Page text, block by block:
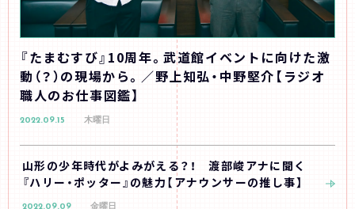
『たまむすび』10周年。武道館イベントに向けた激
動（？）の現場から。／野上知弘・中野堅介【ラジオ
職人のお仕事図鑑】
2022.09.15 木曜日
山形の少年時代がよみがえる？！ 渡部峻アナに聞く
『ハリー・ポッター』の魅力【アナウンサーの推し事】
2022.09.09 金曜日